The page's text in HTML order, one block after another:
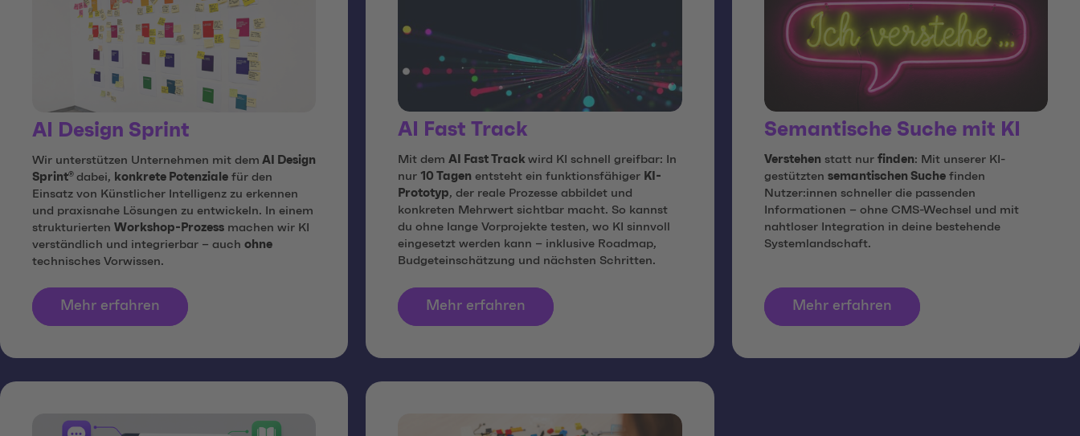
AI Design Sprint
Wir unterstützen Unternehmen mit dem AI Design
Sprint® dabei, konkrete Potenziale für den
Einsatz von Künstlicher Intelligenz zu erkennen
und praxisnahe Lösungen zu entwickeln. In einem
strukturierten Workshop-Prozess machen wir KI
verständlich und integrierbar – auch ohne
technisches Vorwissen.
Mehr erfahren
AI Fast Track
Mit demAI Fast Trackwird KI schnell greifbar: In
nur10 Tagen entsteht ein funktionsfähiger KI-
Prototyp, der reale Prozesse abbildet und
konkreten Mehrwert sichtbar macht. So kannst
du ohne lange Vorprojekte testen, wo KI sinnvoll
eingesetzt werden kann – inklusive Roadmap,
Budgeteinschätzung und nächsten Schritten.
Mehr erfahren
Semantische Suche mit KI
Verstehen statt nur finden: Mit unserer KI-
gestützten semantischen Suchefinden
Nutzer:innen schneller die passenden
Informationen – ohne CMS-Wechsel und mit
nahtloser Integration in deine bestehende
Systemlandschaft.
Mehr erfahren